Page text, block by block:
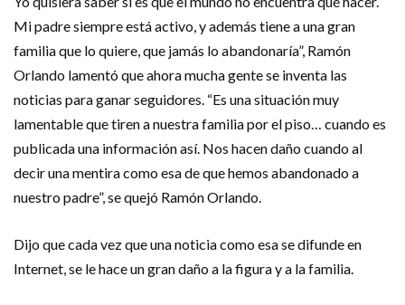
Mi padre siempre está activo, y además tiene a una gran
familia que lo quiere, que jamás lo abandonaría”, Ramón
Orlando lamentó que ahora mucha gente se inventa las
noticias para ganar seguidores. “Es una situación muy
lamentable que tiren a nuestra familia por el piso… cuando es
publicada una información así. Nos hacen daño cuando al
decir una mentira como esa de que hemos abandonado a
nuestro padre”, se quejó Ramón Orlando.
Dijo que cada vez que una noticia como esa se difunde en
Internet, se le hace un gran daño a la figura y a la familia.